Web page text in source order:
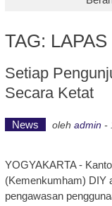
TAG: LAPAS
Setiap
Secara Ketat
News oleh admin -
YOGYAKARTA -
(Kemenkumham) DIY
pengawasan